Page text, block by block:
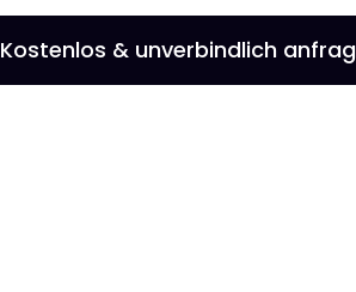
Kostenlos & unverbindlich